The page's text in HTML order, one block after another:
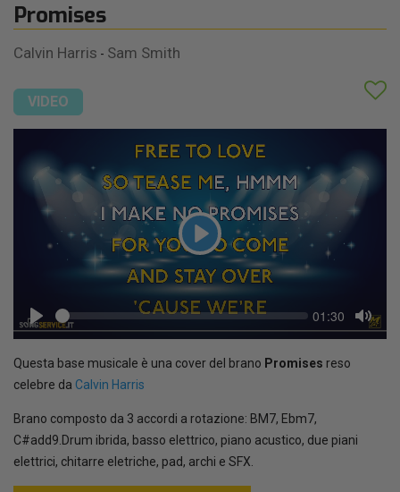
Promises
Calvin Harris - Sam Smith
VIDEO
Play
Play
Seek Current
time
01:30
Mute
Questa base musicale è una cover del brano Promises reso
celebre da Calvin Harris
Brano composto da 3 accordi a rotazione: BM7, Ebm7,
C#add9.Drum ibrida, basso elettrico, piano acustico, due piani
elettrici, chitarre eletriche, pad, archi e SFX.